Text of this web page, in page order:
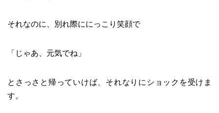
それなのに、別れ際ににっこり笑顔で
「じゃあ、元気でね」
とさっさと帰っていけば、それなりにショックを受けま
す。